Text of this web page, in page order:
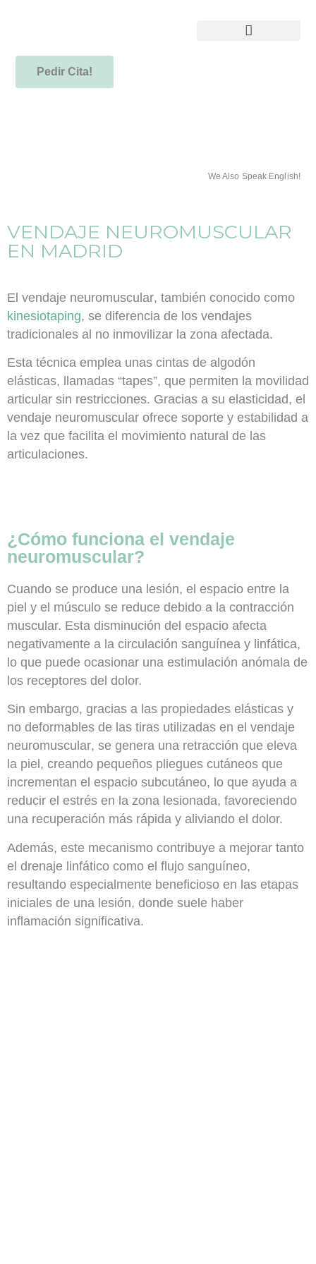
Pedir Cita!
We Also Speak English!
VENDAJE NEUROMUSCULAR
EN MADRID
El vendaje neuromuscular, también conocido como
kinesiotaping, se diferencia de los vendajes
tradicionales al no inmovilizar la zona afectada.
Esta técnica emplea unas cintas de algodón
elásticas, llamadas “tapes”, que permiten la movilidad
articular sin restricciones. Gracias a su elasticidad, el
vendaje neuromuscular ofrece soporte y estabilidad a
la vez que facilita el movimiento natural de las
articulaciones.
¿Cómo funciona el vendaje
neuromuscular?
Cuando se produce una lesión, el espacio entre la
piel y el músculo se reduce debido a la contracción
muscular. Esta disminución del espacio afecta
negativamente a la circulación sanguínea y linfática,
lo que puede ocasionar una estimulación anómala de
los receptores del dolor.
Sin embargo, gracias a las propiedades elásticas y
no deformables de las tiras utilizadas en el vendaje
neuromuscular, se genera una retracción que eleva
la piel, creando pequeños pliegues cutáneos que
incrementan el espacio subcutáneo, lo que ayuda a
reducir el estrés en la zona lesionada, favoreciendo
una recuperación más rápida y aliviando el dolor.
Además, este mecanismo contribuye a mejorar tanto
el drenaje linfático como el flujo sanguíneo,
resultando especialmente beneficioso en las etapas
iniciales de una lesión, donde suele haber
inflamación significativa.